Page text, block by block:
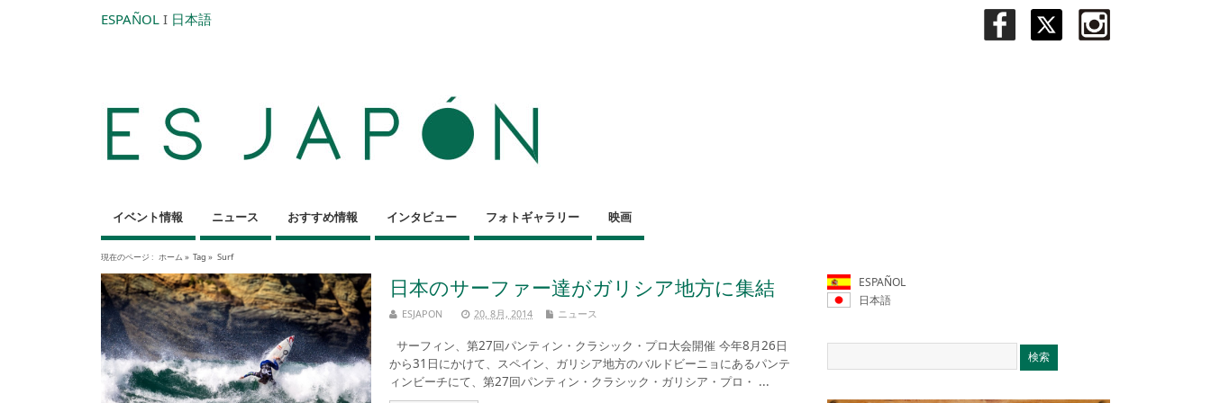
ESPAÑOL I 日本語
イベント情報 ニュース おすすめ情報 インタビュー フォトギャラリー 映画
現在のページ : ホーム » Tag » Surf
日本のサーファー達がガリシア地方に集結
ESJAPON 20, 8月, 2014 ニュース
サーフィン、第27回パンティン・クラシック・プロ大会開催 今年8月26日
から31日にかけて、スペイン、ガリシア地方のバルドビーニョにあるパンテ
ィンビーチにて、第27回パンティン・クラシック・ガリシア・プロ・ ...
ESPAÑOL
日本語